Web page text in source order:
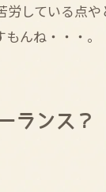
している点や
んね・・・。
ランス？